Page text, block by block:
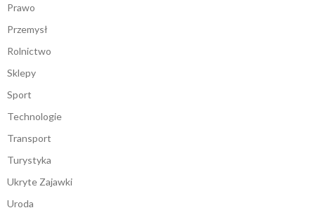
Prawo
Przemysł
Rolnictwo
Sklepy
Sport
Technologie
Transport
Turystyka
Ukryte Zajawki
Uroda